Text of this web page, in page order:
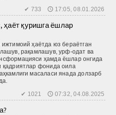
✔ 733 🕔 17:05, 08.01.2026
ҳаёт қуришга ёшлар
ижтимоий ҳаётда юз бераётган
рақамлашув, урф-одат ва
ҳамда ёшлар онгида
қадриятлар фонида оила
масаласи янада долзарб
✔ 1021 🕔 07:32, 04.08.2025